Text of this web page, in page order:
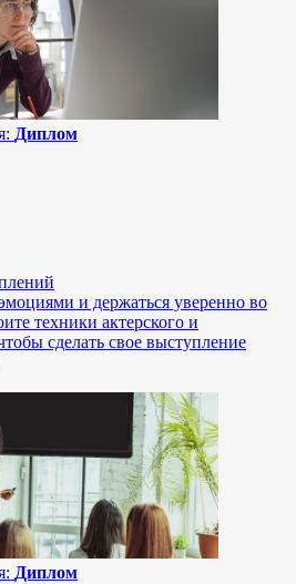
Диплом
и держаться уверенно во
техники актерского и
сделать свое выступление
Диплом